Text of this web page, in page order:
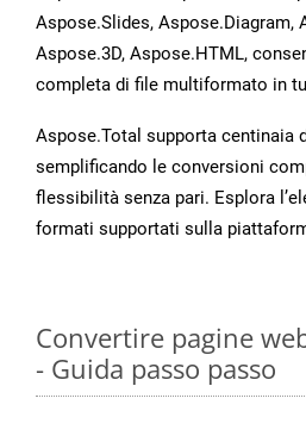
Aspose.Slides, Aspose.Diagram,
Aspose.3D, Aspose.HTML,
completa di file multiformato in
Aspose.Total supporta centinaia
semplificando le conversioni
flessibilità senza pari. Esplora
formati supportati sulla
Convertire pagine
- Guida passo passo